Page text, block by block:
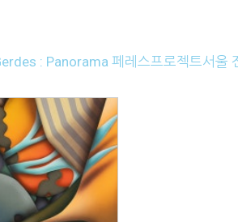
: Panorama 페레스프로젝트서울